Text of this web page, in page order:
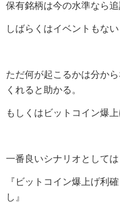
保有銘柄は今の水準なら
しばらくはイベントもない
ただ何が起こるかは分か
くれると助かる。
もしくはビットコイン爆
一番良いシナリオとしては
『ビットコイン爆上げ利
し』